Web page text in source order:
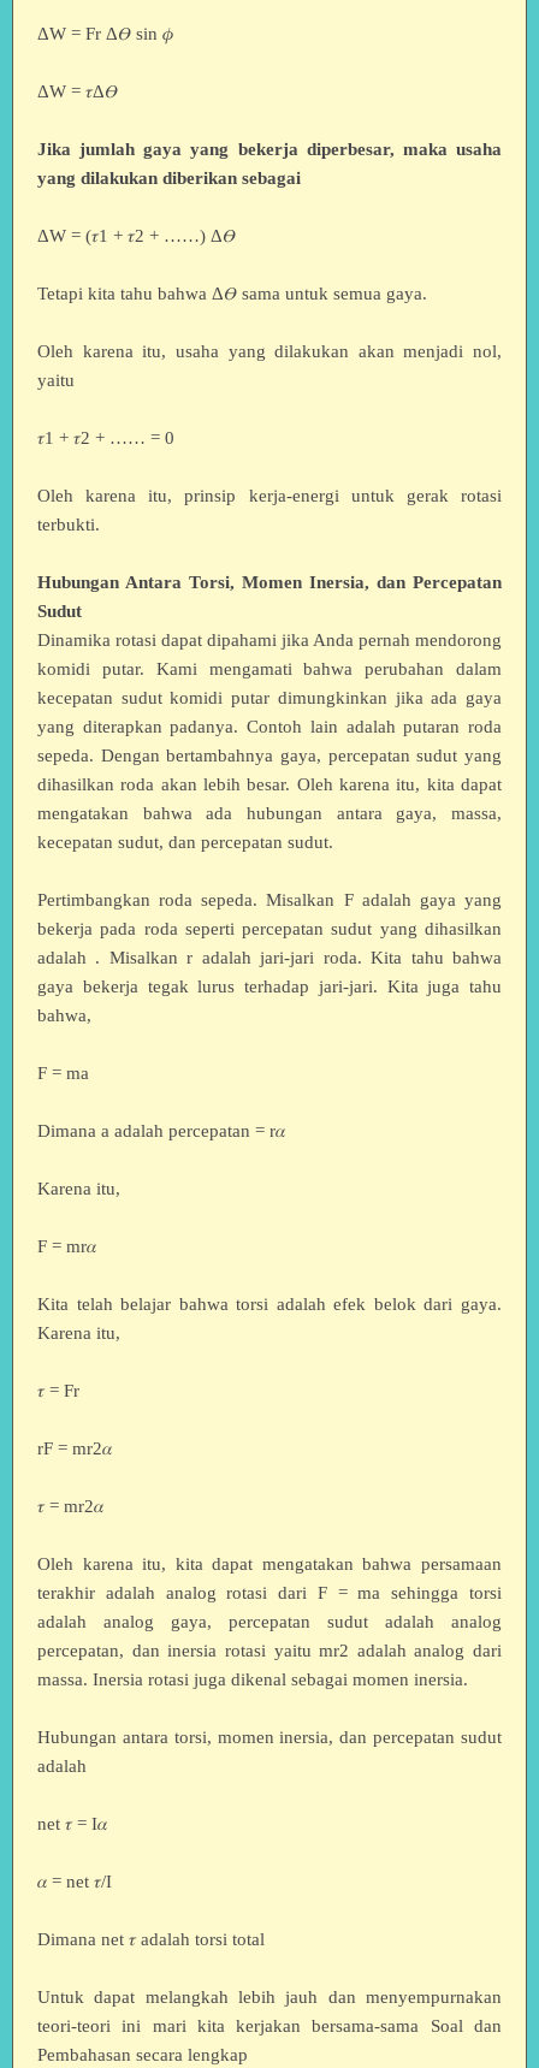
ΔW = Fr Δ𝛳 sin 𝜙
ΔW = 𝜏Δ𝛳
Jika jumlah gaya yang bekerja diperbesar, maka usaha
yang dilakukan diberikan sebagai
ΔW = (𝜏1 + 𝜏2 + ……) Δ𝛳
Tetapi kita tahu bahwa Δ𝛳 sama untuk semua gaya.
Oleh karena itu, usaha yang dilakukan akan menjadi nol,
yaitu
𝜏1 + 𝜏2 + …… = 0
Oleh karena itu, prinsip kerja-energi untuk gerak rotasi
terbukti.
Hubungan Antara Torsi, Momen Inersia, dan Percepatan
Sudut
Dinamika rotasi dapat dipahami jika Anda pernah mendorong
komidi putar. Kami mengamati bahwa perubahan dalam
kecepatan sudut komidi putar dimungkinkan jika ada gaya
yang diterapkan padanya. Contoh lain adalah putaran roda
sepeda. Dengan bertambahnya gaya, percepatan sudut yang
dihasilkan roda akan lebih besar. Oleh karena itu, kita dapat
mengatakan bahwa ada hubungan antara gaya, massa,
kecepatan sudut, dan percepatan sudut.
Pertimbangkan roda sepeda. Misalkan F adalah gaya yang
bekerja pada roda seperti percepatan sudut yang dihasilkan
adalah . Misalkan r adalah jari-jari roda. Kita tahu bahwa
gaya bekerja tegak lurus terhadap jari-jari. Kita juga tahu
bahwa,
F = ma
Dimana a adalah percepatan = r𝛼
Karena itu,
F = mr𝛼
Kita telah belajar bahwa torsi adalah efek belok dari gaya.
Karena itu,
𝜏 = Fr
rF = mr2𝛼
𝜏 = mr2𝛼
Oleh karena itu, kita dapat mengatakan bahwa persamaan
terakhir adalah analog rotasi dari F = ma sehingga torsi
adalah analog gaya, percepatan sudut adalah analog
percepatan, dan inersia rotasi yaitu mr2 adalah analog dari
massa. Inersia rotasi juga dikenal sebagai momen inersia.
Hubungan antara torsi, momen inersia, dan percepatan sudut
adalah
net 𝜏 = I𝛼
𝛼 = net 𝜏/I
Dimana net 𝜏 adalah torsi total
Untuk dapat melangkah lebih jauh dan menyempurnakan
teori-teori ini mari kita kerjakan bersama-sama Soal dan
Pembahasan secara lengkap